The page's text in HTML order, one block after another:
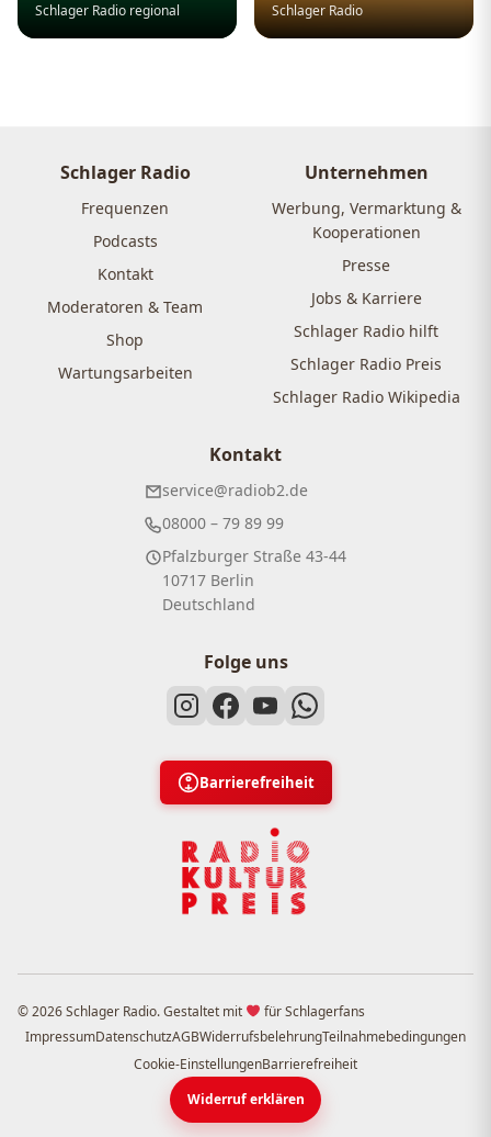
Schlager Radio regional Schlager Radio
Schlager Radio
Frequenzen
Podcasts
Kontakt
Moderatoren & Team
Shop
Wartungsarbeiten
Unternehmen
Werbung, Vermarktung &
Kooperationen
Presse
Jobs & Karriere
Schlager Radio hilft
Schlager Radio Preis
Schlager Radio Wikipedia
Kontakt
service@radiob2.de
08000 – 79 89 99
Pfalzburger Straße 43-44
10717 Berlin
Deutschland
Folge uns
Barrierefreiheit
© 2026 Schlager Radio. Gestaltet mit
für Schlagerfans
ImpressumDatenschutzAGBWiderrufsbelehrungTeilnahmebedingungen
Cookie-EinstellungenBarrierefreiheit
Widerruf erklären